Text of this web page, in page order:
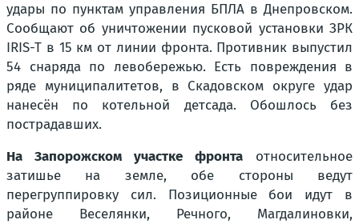
удары по пунктам управления БПЛА в Днепровском.
Сообщают об уничтожении пусковой установки ЗРК
IRIS-T в 15 км от линии фронта. Противник выпустил
54 снаряда по левобережью. Есть повреждения в
ряде муниципалитетов, в Скадовском округе удар
нанесён по котельной детсада. Обошлось без
пострадавших.
На Запорожском участке фронта относительное
затишье на земле, обе стороны ведут
перегруппировку сил. Позиционные бои идут в
районе Веселянки, Речного, Магдалиновки,